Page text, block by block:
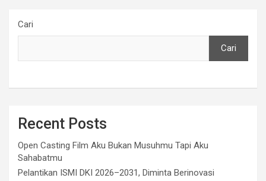
Cari
Cari
Recent Posts
Open Casting Film Aku Bukan Musuhmu Tapi Aku
Sahabatmu
Pelantikan ISMI DKI 2026–2031, Diminta Berinovasi